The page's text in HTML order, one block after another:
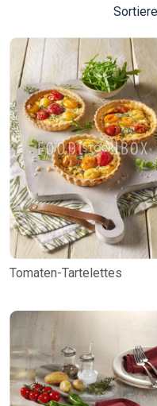
Tomaten-Tartelettes